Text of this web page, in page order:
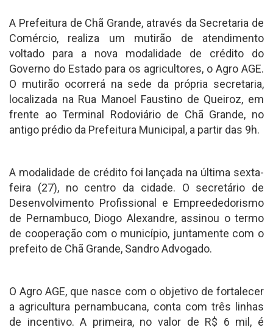
A Prefeitura de Chã Grande, através da Secretaria de
Comércio, realiza um mutirão de atendimento
voltado para a nova modalidade de crédito do
Governo do Estado para os agricultores, o Agro AGE.
O mutirão ocorrerá na sede da própria secretaria,
localizada na Rua Manoel Faustino de Queiroz, em
frente ao Terminal Rodoviário de Chã Grande, no
antigo prédio da Prefeitura Municipal, a partir das 9h.
A modalidade de crédito foi lançada na última sexta-
feira (27), no centro da cidade. O secretário de
Desenvolvimento Profissional e Empreededorismo
de Pernambuco, Diogo Alexandre, assinou o termo
de cooperação com o município, juntamente com o
prefeito de Chã Grande, Sandro Advogado.
O Agro AGE, que nasce com o objetivo de fortalecer
a agricultura pernambucana, conta com três linhas
de incentivo. A primeira, no valor de R$ 6 mil, é